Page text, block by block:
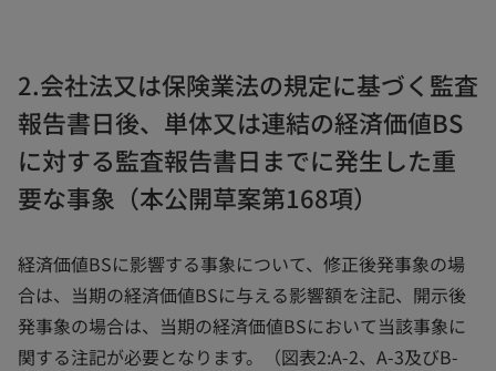
2.会社法又は保険業法の規定に基づく監査
報告書日後、単体又は連結の経済価値BS
に対する監査報告書日までに発生した重
要な事象（本公開草案第168項）
経済価値BSに影響する事象について、修正後発事象の場
合は、当期の経済価値BSに与える影響額を注記、開示後
発事象の場合は、当期の経済価値BSにおいて当該事象に
関する注記が必要となります。（図表2:A-2、A-3及びB-